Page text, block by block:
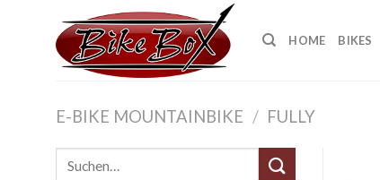
HOME BIKES
E-BIKE MOUNTAINBIKE / FULLY